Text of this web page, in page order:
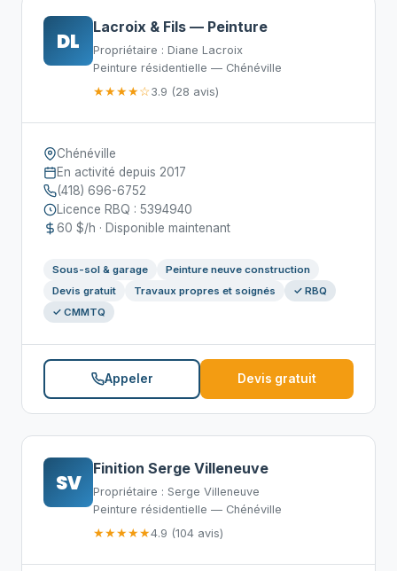
DL
Lacroix & Fils — Peinture
Propriétaire : Diane Lacroix
Peinture résidentielle — Chénéville
★★★★☆3.9 (28 avis)
Chénéville
En activité depuis 2017
(418) 696-6752
Licence RBQ : 5394940
60 $/h · Disponible maintenant
Sous-sol & garage
Peinture neuve construction
Devis gratuit
Travaux propres et soignés
✓ RBQ
✓ CMMTQ
Appeler Devis gratuit
SV
Finition Serge Villeneuve
Propriétaire : Serge Villeneuve
Peinture résidentielle — Chénéville
★★★★★4.9 (104 avis)